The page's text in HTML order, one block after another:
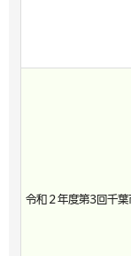
令和２年度第3回千